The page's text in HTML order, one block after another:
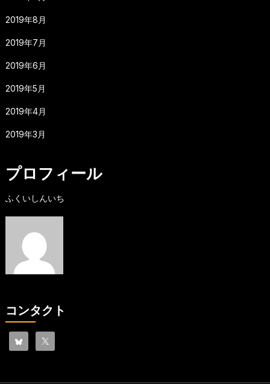
2019年8月
2019年7月
2019年6月
2019年5月
2019年4月
2019年3月
プロフィール
ふくいしんいち
コンタクト